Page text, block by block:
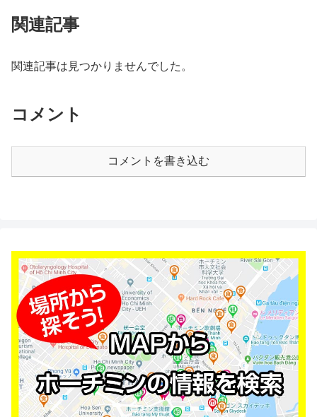
関連記事
関連記事は見つかりませんでした。
コメント
コメントを書き込む